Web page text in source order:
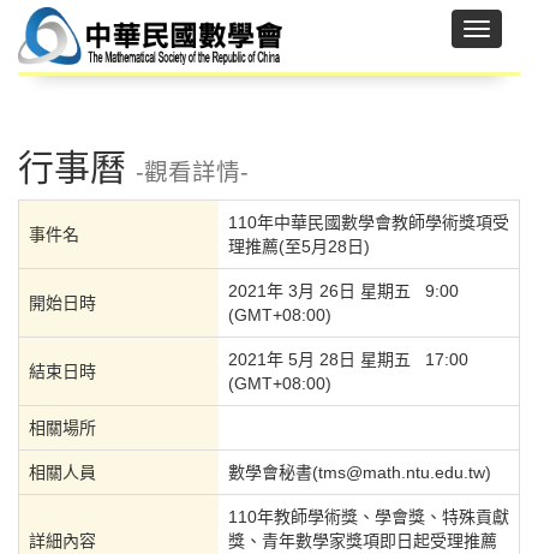
行事曆 -觀看詳情-
事件名
110年中華民國數學會教師學術獎項受
理推薦(至5月28日)
開始日時
2021年 3月 26日 星期五 9:00
(GMT+08:00)
結束日時
2021年 5月 28日 星期五 17:00
(GMT+08:00)
相關場所
相關人員 數學會秘書(tms@math.ntu.edu.tw)
詳細內容
110年教師學術獎、學會獎、特殊貢獻
獎、青年數學家獎項即日起受理推薦